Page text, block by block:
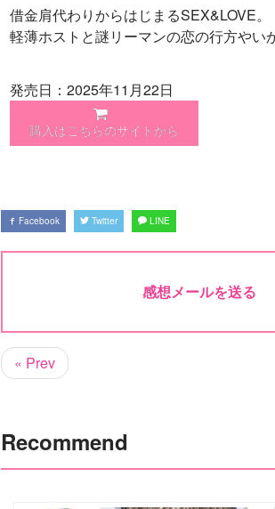
借金肩代わりからはじまるSEX&LOVE。
軽薄ホストと謎リーマンの恋の行方やい
発売日：2025年11月22日
購入はこちらのサイトから
Facebook Twitter LINE
感想メールを送る
« Prev
Recommend